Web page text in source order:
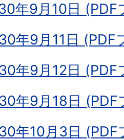
年9月10日
年9月11日
年9月12日
年9月18日
年10月3日